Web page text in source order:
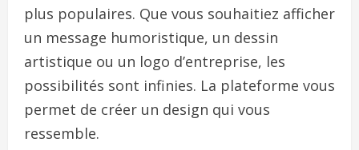
plus populaires. Que vous souhaitiez afficher
un message humoristique, un dessin
artistique ou un logo d’entreprise, les
possibilités sont infinies. La plateforme vous
permet de créer un design qui vous
ressemble.